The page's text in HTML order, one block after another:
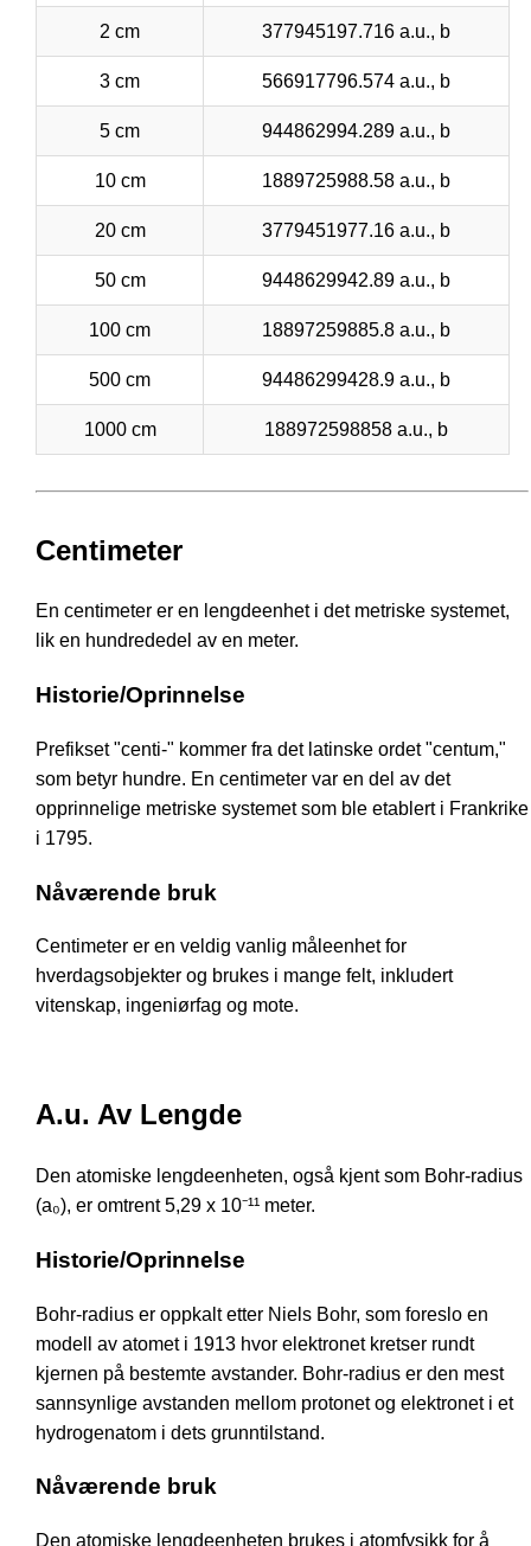
2 cm 377945197.716 a.u., b
3 cm 566917796.574 a.u., b
5 cm 944862994.289 a.u., b
10 cm 1889725988.58 a.u., b
20 cm 3779451977.16 a.u., b
50 cm 9448629942.89 a.u., b
100 cm 18897259885.8 a.u., b
500 cm 94486299428.9 a.u., b
1000 cm 188972598858 a.u., b
Centimeter
En centimeter er en lengdeenhet i det metriske systemet,
lik en hundrededel av en meter.
Historie/Oprinnelse
Prefikset "centi-" kommer fra det latinske ordet "centum,"
som betyr hundre. En centimeter var en del av det
opprinnelige metriske systemet som ble etablert i Frankrike
i 1795.
Nåværende bruk
Centimeter er en veldig vanlig måleenhet for
hverdagsobjekter og brukes i mange felt, inkludert
vitenskap, ingeniørfag og mote.
A.u. Av Lengde
Den atomiske lengdeenheten, også kjent som Bohr-radius
(a₀), er omtrent 5,29 x 10⁻¹¹ meter.
Historie/Oprinnelse
Bohr-radius er oppkalt etter Niels Bohr, som foreslo en
modell av atomet i 1913 hvor elektronet kretser rundt
kjernen på bestemte avstander. Bohr-radius er den mest
sannsynlige avstanden mellom protonet og elektronet i et
hydrogenatom i dets grunntilstand.
Nåværende bruk
Den atomiske lengdeenheten brukes i atomfysikk for å